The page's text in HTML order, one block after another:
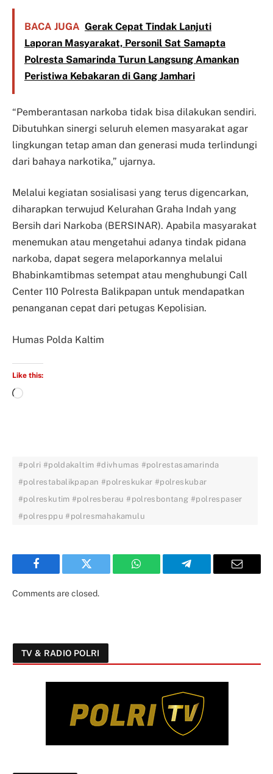
BACA JUGA Gerak Cepat Tindak Lanjuti
Laporan Masyarakat, Personil Sat Samapta
Polresta Samarinda Turun Langsung Amankan
Peristiwa Kebakaran di Gang Jamhari
“Pemberantasan narkoba tidak bisa dilakukan sendiri.
Dibutuhkan sinergi seluruh elemen masyarakat agar
lingkungan tetap aman dan generasi muda terlindungi
dari bahaya narkotika,” ujarnya.
Melalui kegiatan sosialisasi yang terus digencarkan,
diharapkan terwujud Kelurahan Graha Indah yang
Bersih dari Narkoba (BERSINAR). Apabila masyarakat
menemukan atau mengetahui adanya tindak pidana
narkoba, dapat segera melaporkannya melalui
Bhabinkamtibmas setempat atau menghubungi Call
Center 110 Polresta Balikpapan untuk mendapatkan
penanganan cepat dari petugas Kepolisian.
Humas Polda Kaltim
Like this:
#polri #poldakaltim #divhumas #polrestasamarinda
#polrestabalikpapan #polreskukar #polreskubar
#polreskutim #polresberau #polresbontang #polrespaser
#polresppu #polresmahakamulu
Facebook Twitter WhatsApp Telegram Email
Comments are closed.
TV & RADIO POLRI